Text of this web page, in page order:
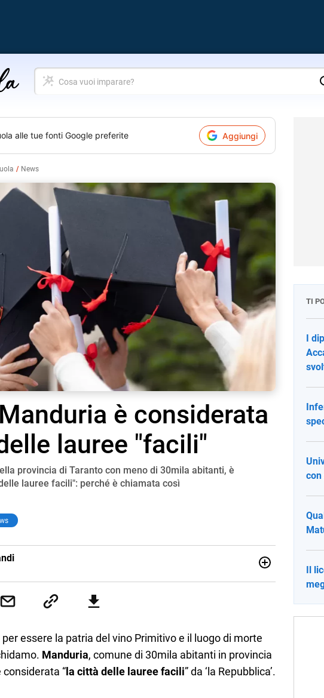
Cosa
vuoi
alle tue fonti Google preferite Aggiungi
News
è considerata
lauree "facili"
provincia di Taranto con meno di 30mila abitanti, è
lauree facili": perché è chiamata così
è il mio pane quotidiano, i libri la mia via per evadere e viaggiare con
essere la patria del vino Primitivo e il luogo di morte
Manduria, comune di 30mila abitanti in provincia
“la città delle lauree facili” da ‘la Repubblica’.
TI
I
Il